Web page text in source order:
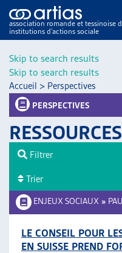
Skip to search results
Skip to search results
association romande et tessinoise
institutions d’actions sociale
NOS PUBLICATIONS
DOSSIERS DU MOIS
VEILLE
RESSOURCES
THÉMATIQUES
GUIDE SOCIAL ROMAND
Accueil > Perspectives
PERSPECTIVES
ENJEUX SOCIAUX »
LE CONSEIL POUR
EN SUISSE PREND
Filtrer
Trier